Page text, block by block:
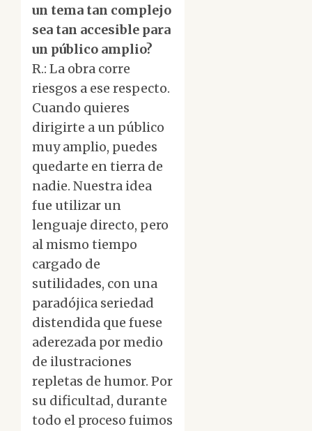
un tema tan complejo
sea tan accesible para
un público amplio?
R.: La obra corre
riesgos a ese respecto.
Cuando quieres
dirigirte a un público
muy amplio, puedes
quedarte en tierra de
nadie. Nuestra idea
fue utilizar un
lenguaje directo, pero
al mismo tiempo
cargado de
sutilidades, con una
paradójica seriedad
distendida que fuese
aderezada por medio
de ilustraciones
repletas de humor. Por
su dificultad, durante
todo el proceso fuimos